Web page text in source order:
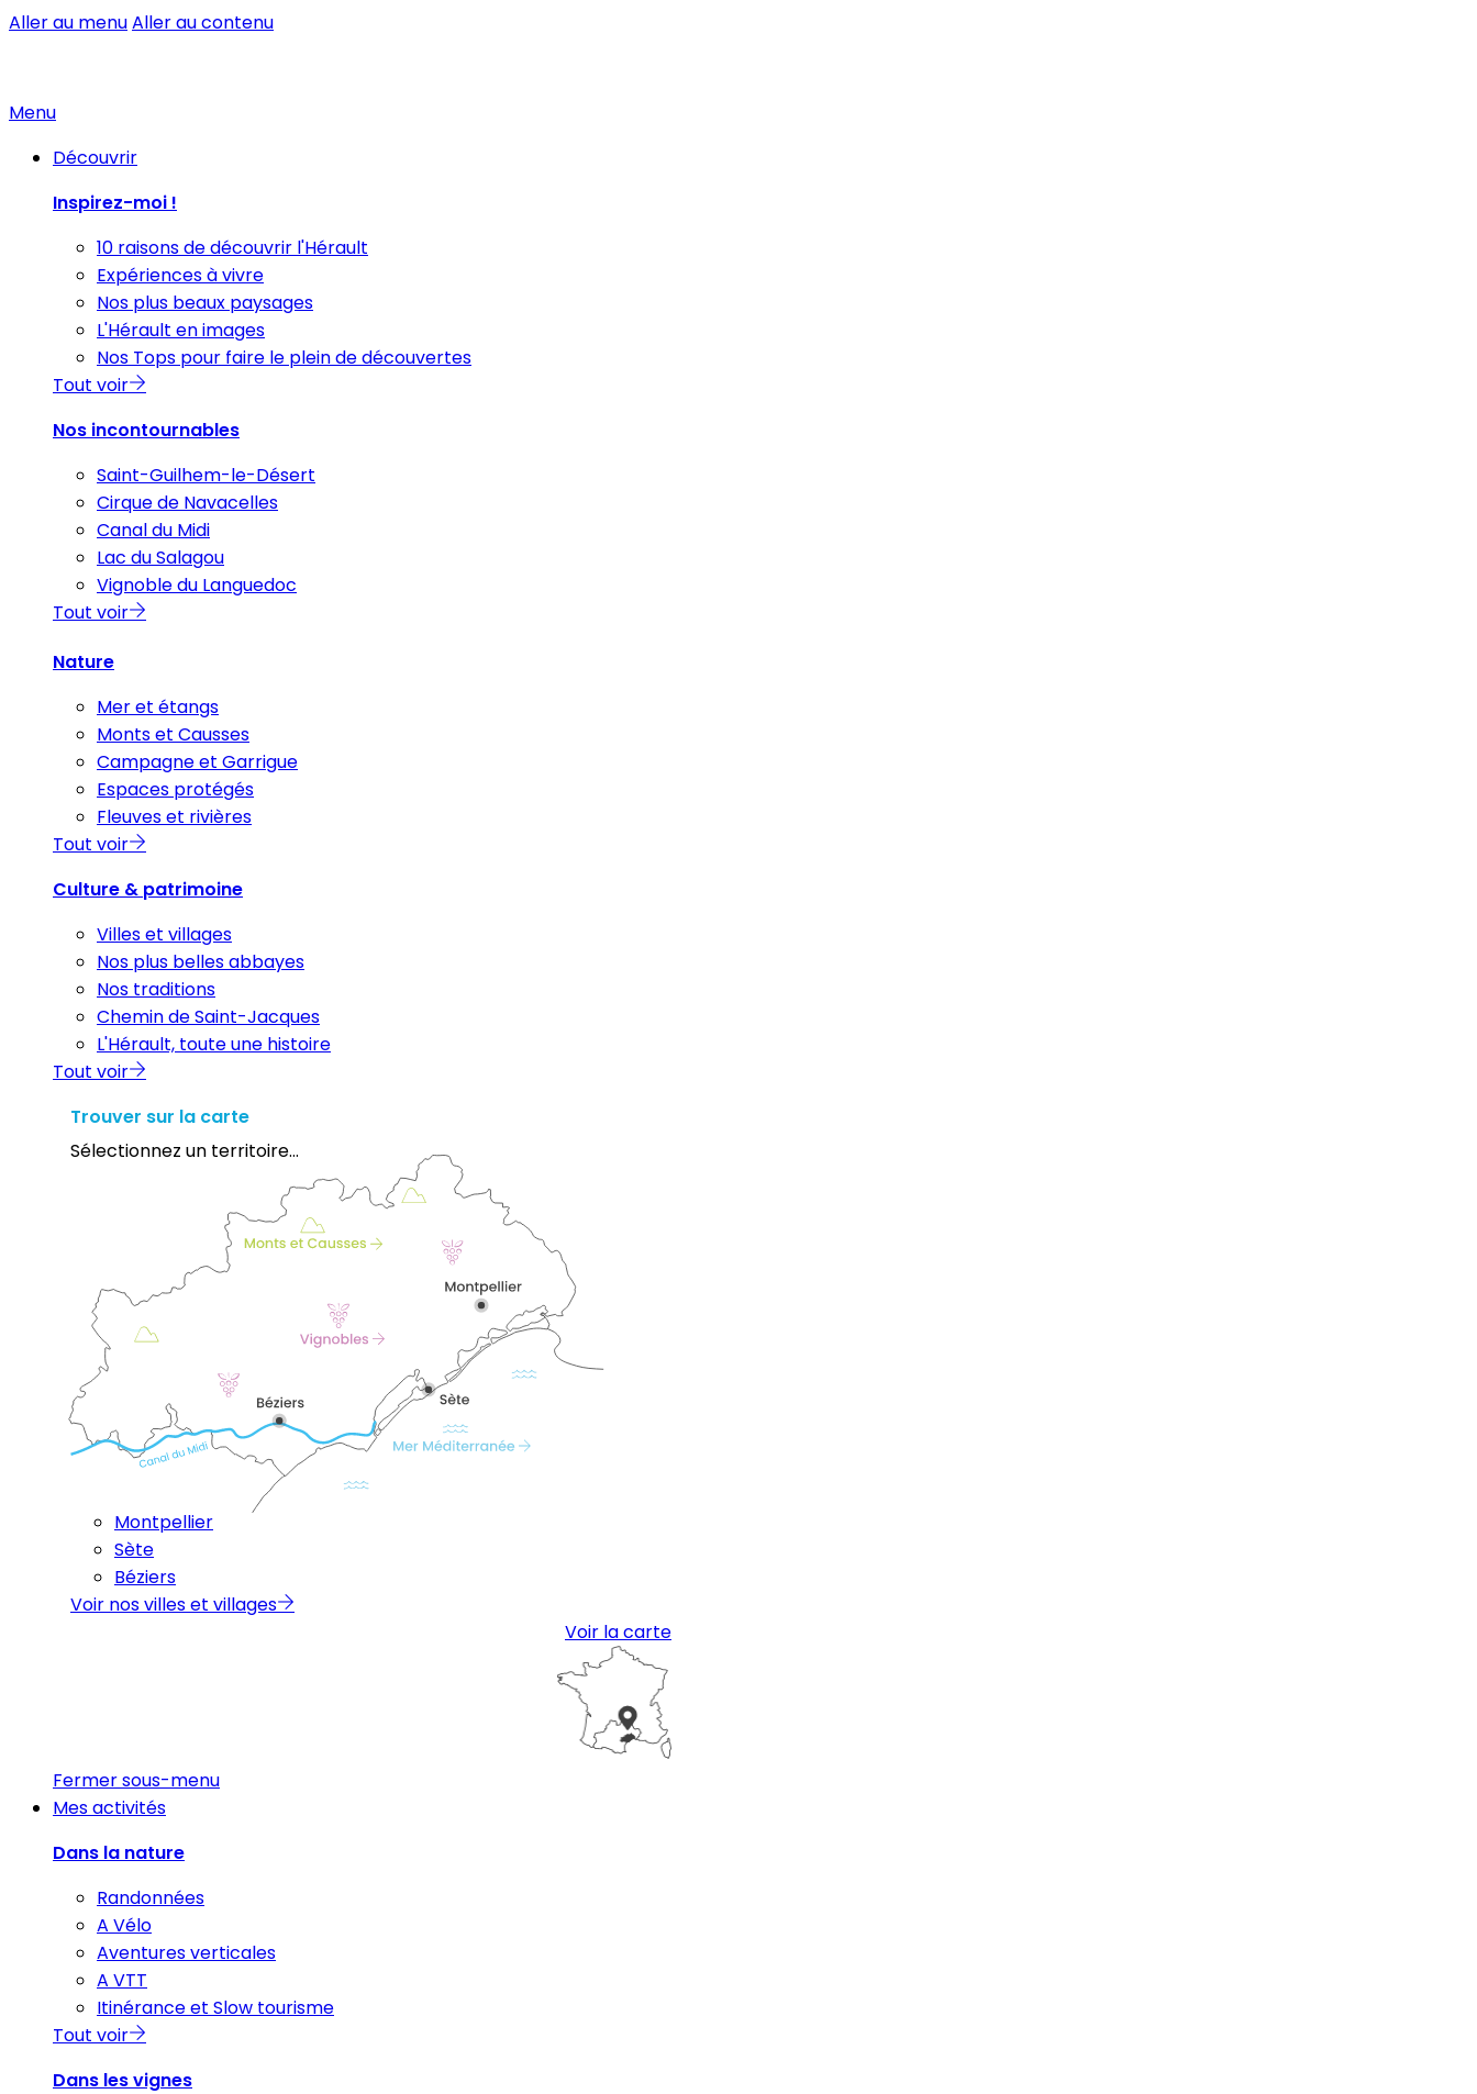
Aller au menuAller au contenu
Menu
Découvrir
Inspirez-moi !
10 raisons de découvrir l'Hérault
Expériences à vivre
Nos plus beaux paysages
L'Hérault en images
Nos Tops pour faire le plein de découvertes
Tout voir
Nos incontournables
Saint-Guilhem-le-Désert
Cirque de Navacelles
Canal du Midi
Lac du Salagou
Vignoble du Languedoc
Tout voir
Nature
Mer et étangs
Monts et Causses
Campagne et Garrigue
Espaces protégés
Fleuves et rivières
Tout voir
Culture & patrimoine
Villes et villages
Nos plus belles abbayes
Nos traditions
Chemin de Saint-Jacques
L'Hérault, toute une histoire
Tout voir
Trouver sur la carte
Sélectionnez un territoire...
Montpellier
Sète
Béziers
Voir nos villes et villages
Voir la carte
Fermer sous-menu
Mes activités
Dans la nature
Randonnées
A Vélo
Aventures verticales
A VTT
Itinérance et Slow tourisme
Tout voir
Dans les vignes